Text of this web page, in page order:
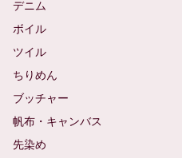
デニム
ボイル
ツイル
ちりめん
ブッチャー
帆布・キャンバス
先染め